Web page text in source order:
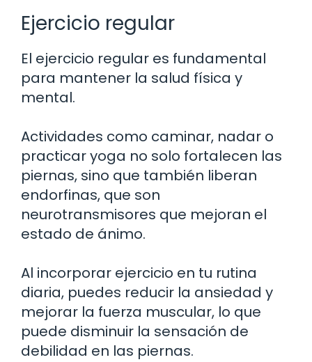
Ejercicio regular
El ejercicio regular es fundamental
para mantener la salud física y
mental.
Actividades como caminar, nadar o
practicar yoga no solo fortalecen las
piernas, sino que también liberan
endorfinas, que son
neurotransmisores que mejoran el
estado de ánimo.
Al incorporar ejercicio en tu rutina
diaria, puedes reducir la ansiedad y
mejorar la fuerza muscular, lo que
puede disminuir la sensación de
debilidad en las piernas.